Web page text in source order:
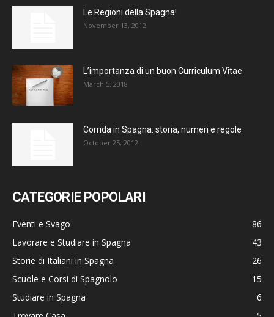
Le Regioni della Spagna!
November 13, 2012
L’importanza di un buon Curriculum Vitae
March 5, 2018
Corrida in Spagna: storia, numeri e regole
October 25, 2012
CATEGORIE POPOLARI
Eventi e Svago
86
Lavorare e Studiare in Spagna
43
Storie di Italiani in Spagna
26
Scuole e Corsi di Spagnolo
15
Studiare in Spagna
6